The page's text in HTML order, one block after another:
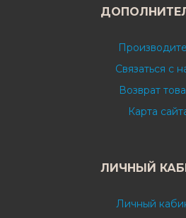
Связаться с
Возврат
Карта
ЛИЧНЫЙ
Личный